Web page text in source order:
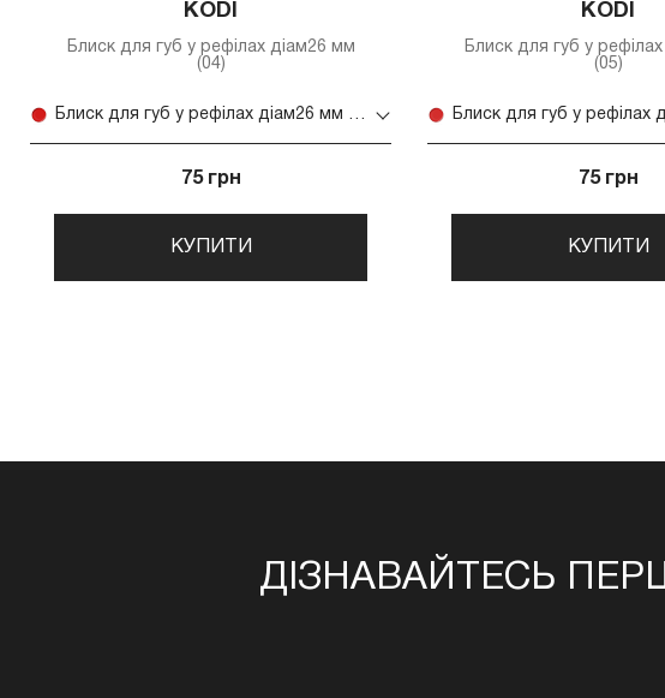
KODI
Блиск для губ у рефілах діам26 мм
(04)
Блиск для губ у рефілах діам26 мм (04)
75 грн
КУПИТИ
KODI
Блиск для губ у
(05)
75 грн
КУПИТИ
ДІЗНАВАЙТЕСЬ